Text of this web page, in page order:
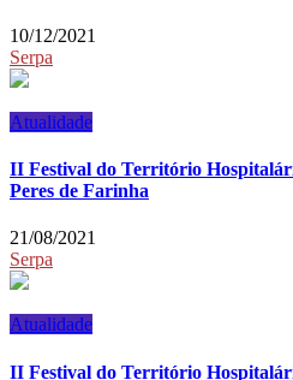
10/12/2021
Serpa
Atualidade
II Festival do Território
Peres de Farinha
21/08/2021
Serpa
Atualidade
II Festival do Território